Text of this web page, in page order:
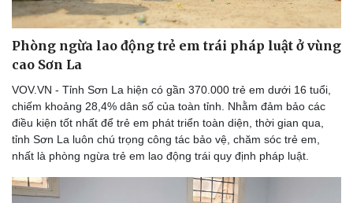
Phòng ngừa lao động trẻ em trái pháp luật ở vùng
cao Sơn La
VOV.VN - Tỉnh Sơn La hiện có gần 370.000 trẻ em dưới 16 tuổi,
chiếm khoảng 28,4% dân số của toàn tỉnh. Nhằm đảm bảo các
điều kiện tốt nhất để trẻ em phát triển toàn diện, thời gian qua,
tỉnh Sơn La luôn chú trọng công tác bảo vệ, chăm sóc trẻ em,
nhất là phòng ngừa trẻ em lao động trái quy định pháp luật.